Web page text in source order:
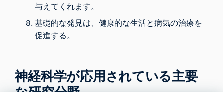
与えてくれます。
基礎的な発見は、健康的な生活と病気の治療を
促進する。
神経科学が応用されている主要